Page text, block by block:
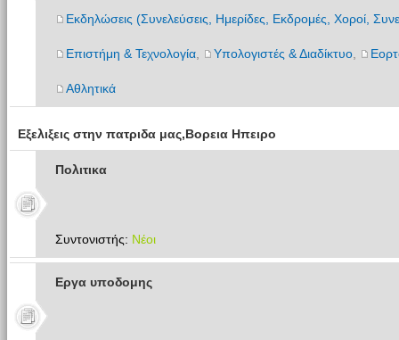
Εκδηλώσεις (Συνελεύσεις, Ημερίδες, Εκδρομές, Χοροί,
Επιστήμη & Τεχνολογία, Υπολογιστές & Διαδίκτυο,
Αθλητικά
Εξελιξεις στην πατριδα μας,Βορεια Ηπειρο
Πολιτικα
Συντονιστής: Νέοι
Εργα υποδομης